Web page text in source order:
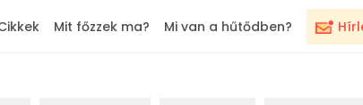
Mit főzzek ma? Mi van a hűtődben?